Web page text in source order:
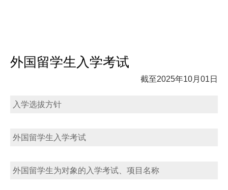
外国留学生入学考试
截至2025年10月01日
入学选拔方针
外国留学生入学考试
外国留学生为对象的入学考试、项目名称